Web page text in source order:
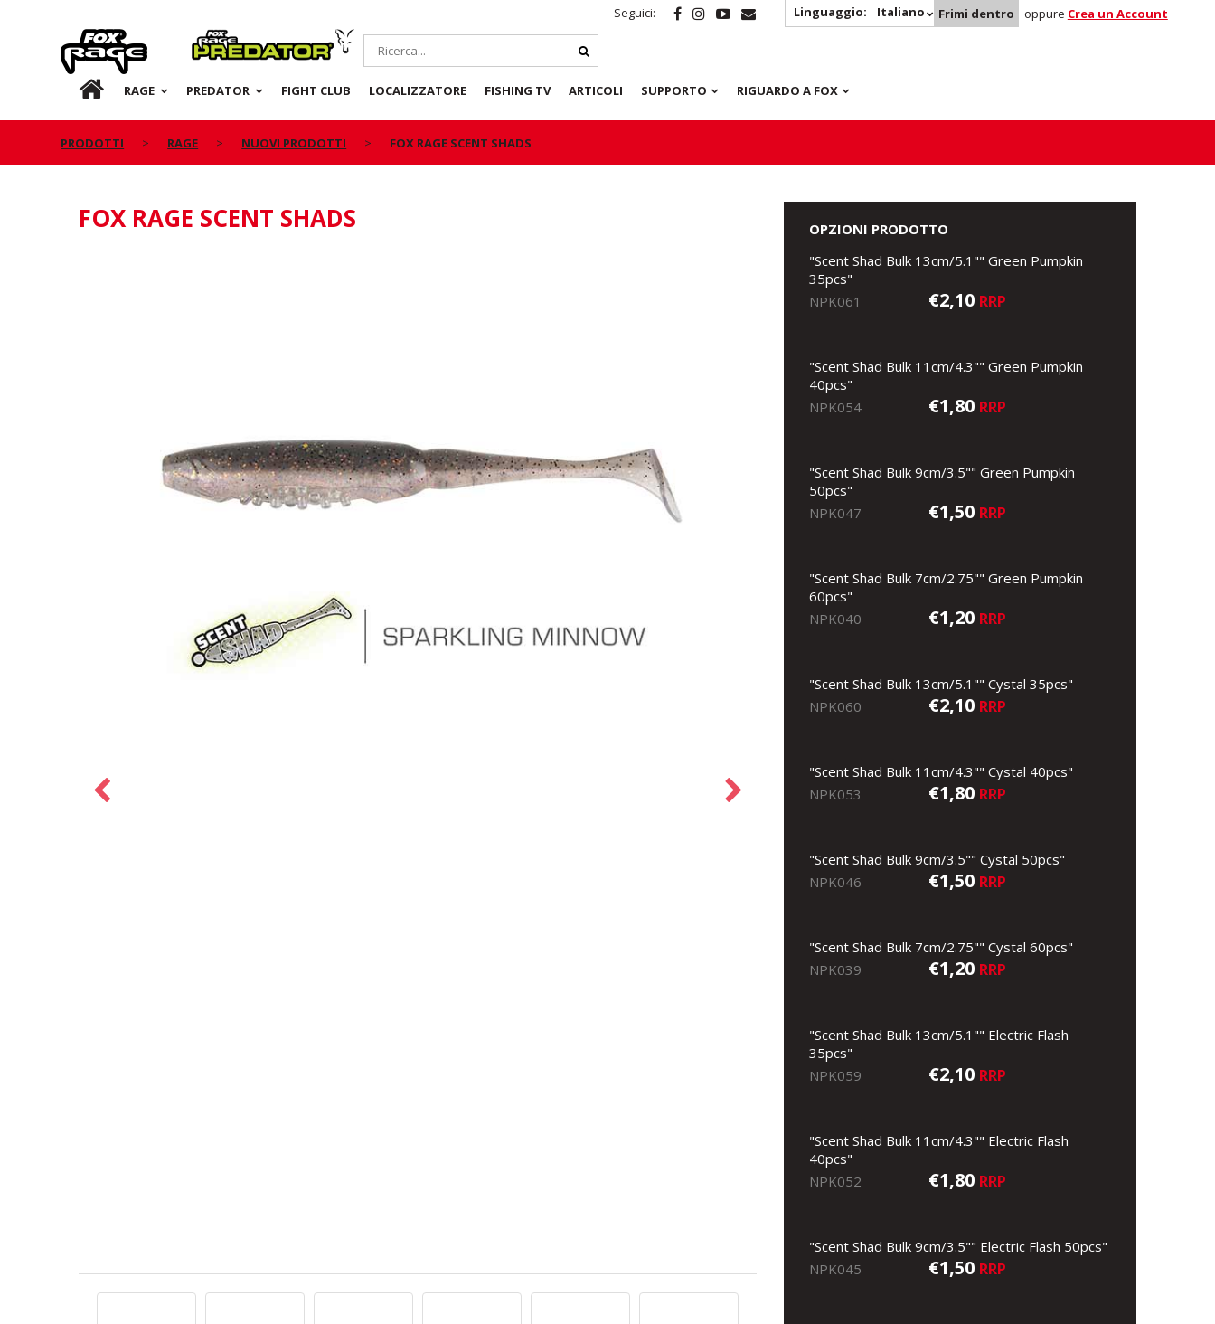
Seguici: Linguaggio: Italiano Frimi dentro oppure Crea un Account
Rage Predator
IT RAGE PREDATOR FIGHT CLUB LOCALIZZATORE FISHING TV ARTICOLI SUPPORTO RIGUARDO A FOX
PRODOTTI RAGE NUOVI PRODOTTI FOX RAGE SCENT SHADS
FOX RAGE SCENT SHADS
OPZIONI PRODOTTO
"Scent Shad Bulk 13cm/5.1"" Green Pumpkin
35pcs"
NPK061
€2,10 RRP
"Scent Shad Bulk 11cm/4.3"" Green Pumpkin
40pcs"
NPK054
€1,80 RRP
"Scent Shad Bulk 9cm/3.5"" Green Pumpkin
50pcs"
NPK047
€1,50 RRP
"Scent Shad Bulk 7cm/2.75"" Green Pumpkin
60pcs"
NPK040
€1,20 RRP
"Scent Shad Bulk 13cm/5.1"" Cystal 35pcs"
NPK060
€2,10 RRP
"Scent Shad Bulk 11cm/4.3"" Cystal 40pcs"
NPK053
€1,80 RRP
"Scent Shad Bulk 9cm/3.5"" Cystal 50pcs"
NPK046
€1,50 RRP
"Scent Shad Bulk 7cm/2.75"" Cystal 60pcs"
NPK039
€1,20 RRP
"Scent Shad Bulk 13cm/5.1"" Electric Flash
35pcs"
NPK059
€2,10 RRP
"Scent Shad Bulk 11cm/4.3"" Electric Flash
40pcs"
NPK052
€1,80 RRP
"Scent Shad Bulk 9cm/3.5"" Electric Flash 50pcs"
NPK045
€1,50 RRP